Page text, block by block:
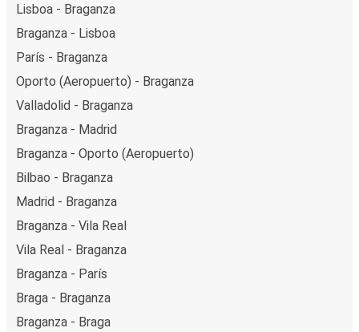
Lisboa - Braganza
Braganza - Lisboa
París - Braganza
Oporto (Aeropuerto) - Braganza
Valladolid - Braganza
Braganza - Madrid
Braganza - Oporto (Aeropuerto)
Bilbao - Braganza
Madrid - Braganza
Braganza - Vila Real
Vila Real - Braganza
Braganza - París
Braga - Braganza
Braganza - Braga